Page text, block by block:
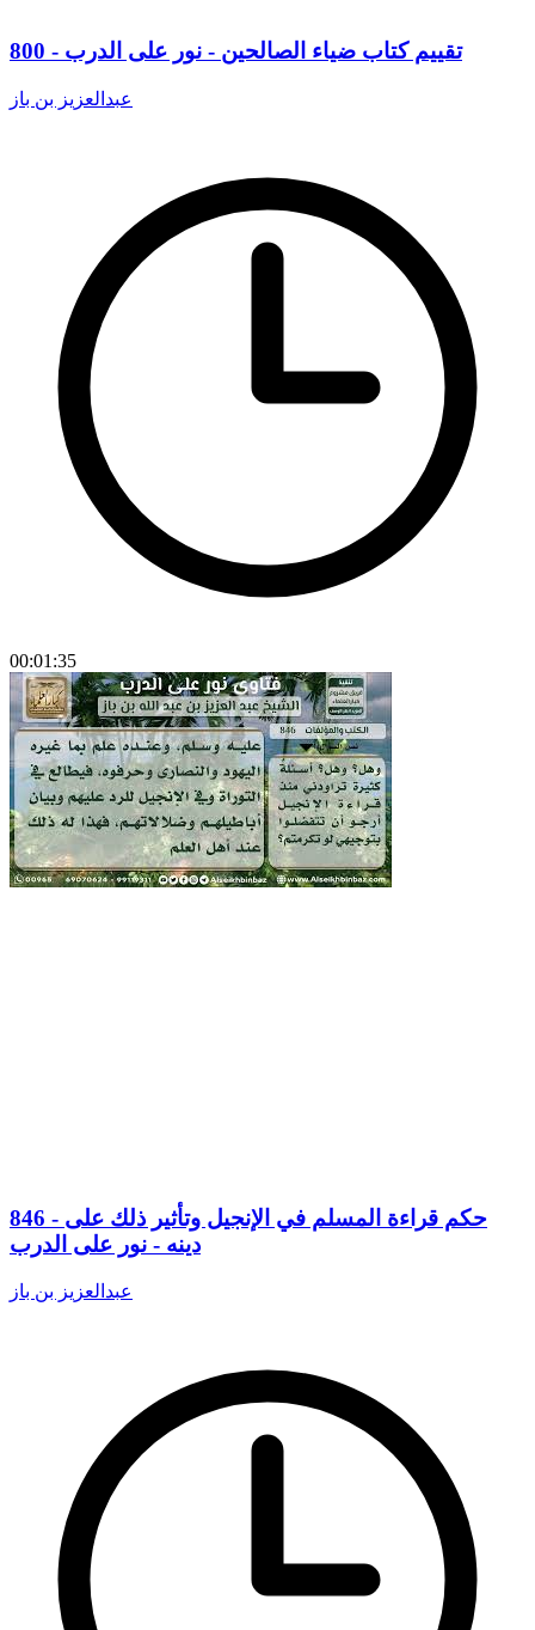
800 - تقييم كتاب ضياء الصالحين - نور على الدرب
عبدالعزيز بن باز
00:01:35
846 - حكم قراءة المسلم في الإنجيل وتأثير ذلك على
دينه - نور على الدرب
عبدالعزيز بن باز